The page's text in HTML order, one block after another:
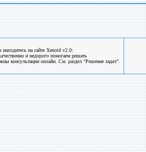
на сайте Xenoid v2.0:
и недорого помогаем решать
консультации онлайн. См. раздел "Решение задач".